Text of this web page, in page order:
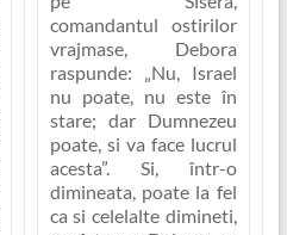
comandantul ostirilor
vrajmase, Debora
raspunde: „Nu, Israel
nu poate, nu este în
stare; dar Dumnezeu
poate, si va face lucrul
acesta”. Si, într-o
dimineata, poate la fel
ca si celelalte dimineti,